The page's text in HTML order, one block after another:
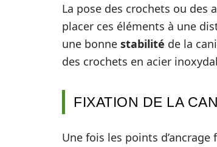
La pose des crochets ou
placer ces éléments à une
une bonne stabilité de la
des crochets en acier
FIXATION DE LA
Une fois les points